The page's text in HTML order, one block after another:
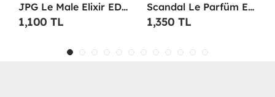
Scandal Le Parfüm EDP 100 ML Erkek Parfüm -
1,350 TL
Christian Dior Sauvage EDP 100 ML Erkek Parfüm - CDDS
1,100 TL